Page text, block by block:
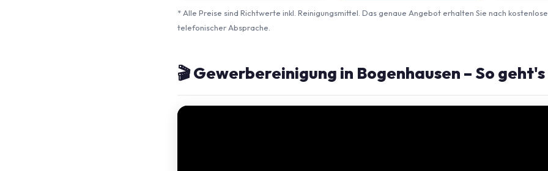
* Alle Preise sind Richtwerte inkl. Reinigungsmittel. Das genaue Angebot erhalten Sie nach
telefonischer Absprache.
🎬 Gewerbereinigung in Bogenhausen – So geht's